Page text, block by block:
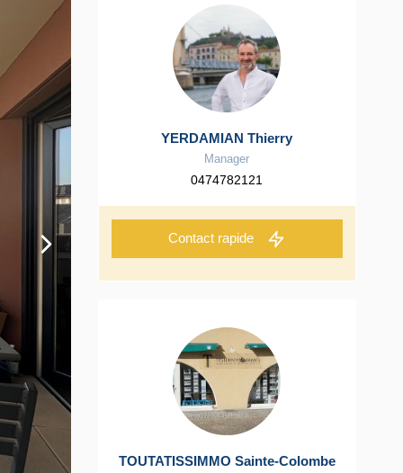
YERDAMIAN Thierry
Manager
0474782121
Contact rapide
TOUTATISSIMMO Sainte-Colombe